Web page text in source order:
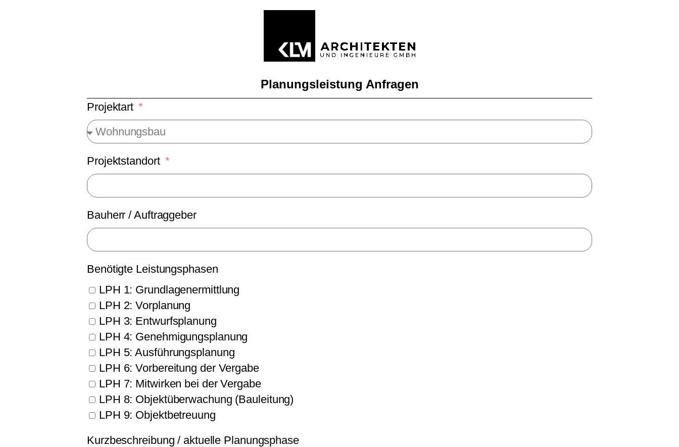
Planungsleistung Anfragen
Projektart
Projektstandort
Bauherr / Auftraggeber
Benötigte Leistungsphasen
LPH 1: Grundlagenermittlung
LPH 2: Vorplanung
LPH 3: Entwurfsplanung
LPH 4: Genehmigungsplanung
LPH 5: Ausführungsplanung
LPH 6: Vorbereitung der Vergabe
LPH 7: Mitwirken bei der Vergabe
LPH 8: Objektüberwachung (Bauleitung)
LPH 9: Objektbetreuung
Kurzbeschreibung / aktuelle Planungsphase